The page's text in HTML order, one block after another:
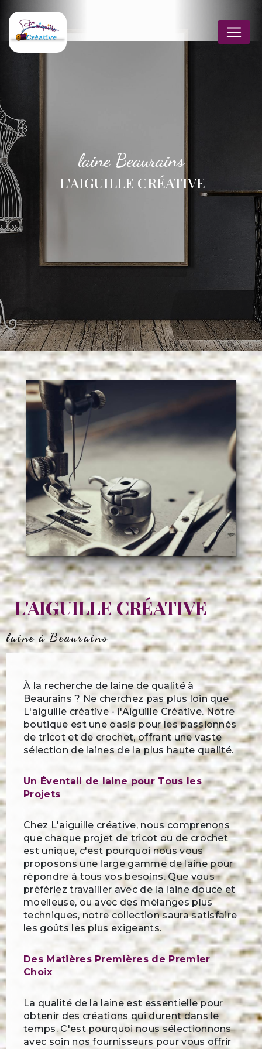
laine Beaurains
L'AIGUILLE CRÉATIVE
L'AIGUILLE CRÉATIVE
laine à Beaurains
À la recherche de laine de qualité à
Beaurains ? Ne cherchez pas plus loin que
L'aiguille créative - l'Aiguille Créative. Notre
boutique est une oasis pour les passionnés
de tricot et de crochet, offrant une vaste
sélection de laines de la plus haute qualité.
Un Éventail de laine pour Tous les
Projets
Chez L'aiguille créative, nous comprenons
que chaque projet de tricot ou de crochet
est unique, c'est pourquoi nous vous
proposons une large gamme de laine pour
répondre à tous vos besoins. Que vous
préfériez travailler avec de la laine douce et
moelleuse, ou avec des mélanges plus
techniques, notre collection saura satisfaire
les goûts les plus exigeants.
Des Matières Premières de Premier
Choix
La qualité de la laine est essentielle pour
obtenir des créations qui durent dans le
temps. C'est pourquoi nous sélectionnons
avec soin nos fournisseurs pour vous offrir